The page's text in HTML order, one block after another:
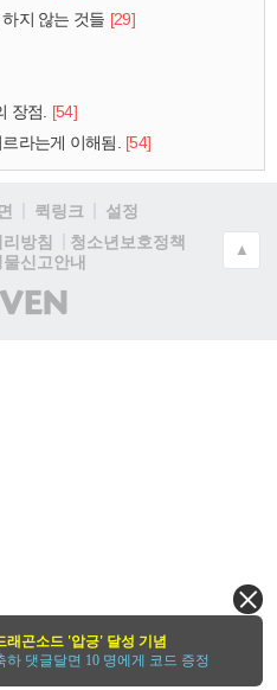
지 않는 것들 [29]
장점. [54]
라는게 이해됨. [54]
퀵링크
설정
방침
청소년보호정책
신고안내
(주)
인
▲
래곤소드 '압긍' 달성 기념
하 댓글달면 10 명에게 코드 증정